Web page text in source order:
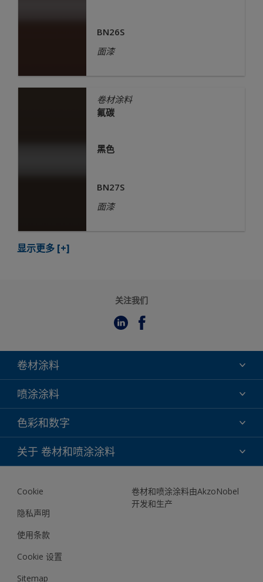
BN26S
面漆
卷材涂料
氟碳
黑色
BN27S
面漆
显示更多 [+]
关注我们
卷材涂料
氟碳
环氧
聚酯
喷涂涂料
氟碳
TRINAR
TRINAR TRI-ESCENT II
色彩和数字
色彩选择
色彩库
关于 卷材和喷涂涂料
文档
联系我们
News
Cookie
隐私声明
使用条款
Cookie 设置
Sitemap
卷材和喷涂涂料由AkzoNobel
开发和生产